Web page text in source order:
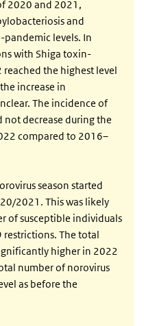
2020 and 2021,
and
pandemic levels. In
with Shiga toxin-
reached the highest level
increase in
The incidence of
decrease during the
compared to 2016–
season started
2021. This was likely
of susceptible individuals
The total
higher in 2022
number of norovirus
as before the